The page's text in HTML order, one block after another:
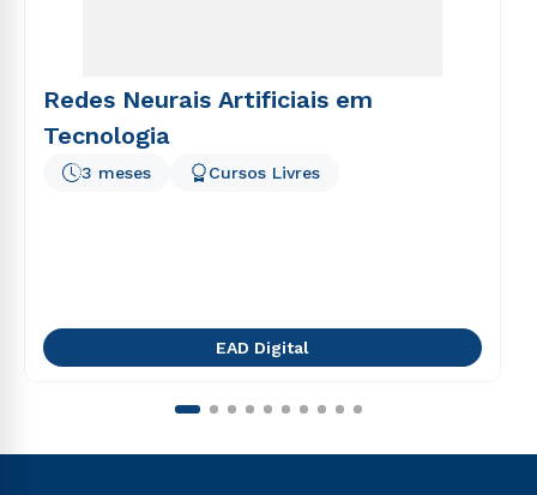
Redes Neurais Artificiais em
Tecnologia
3 meses Cursos Livres
EAD Digital